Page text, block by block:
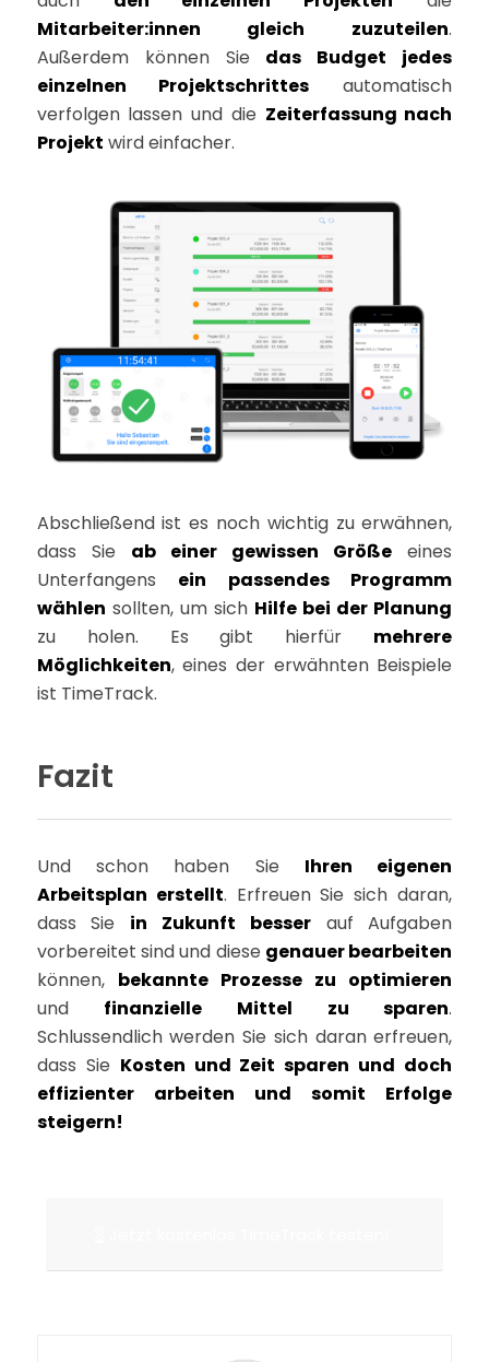
Mitarbeiter:innen gleich zuzuteilen.
Außerdem können Sie das Budget jedes
einzelnen Projektschrittes automatisch
verfolgen lassen und die Zeiterfassung nach
Projekt wird einfacher.
Abschließend ist es noch wichtig zu erwähnen,
dass Sie ab einer gewissen Größe eines
Unterfangens ein passendes Programm
wählen sollten, um sich Hilfe bei der Planung
zu holen. Es gibt hierfür mehrere
Möglichkeiten, eines der erwähnten Beispiele
ist TimeTrack.
Fazit
Und schon haben Sie Ihren eigenen
Arbeitsplan erstellt. Erfreuen Sie sich daran,
dass Sie in Zukunft besserauf Aufgaben
vorbereitet sind und diese genauer bearbeiten
können, bekannte Prozesse zu optimieren
und finanzielle Mittel zu sparen.
Schlussendlich werden Sie sich daran erfreuen,
dass Sie Kosten und Zeit sparen und doch
effizienter arbeiten und somit Erfolge
steigern!